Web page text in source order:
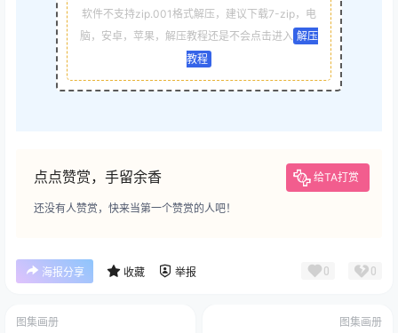
软件不支持zip.001格式解压，建议下载7-zip，电
脑，安卓，苹果，解压教程还是不会点击进入 解压
教程
点点赞赏，手留余香 给TA打赏
还没有人赞赏，快来当第一个赞赏的人吧！
海报分享 收藏 举报 0 0
图集画册 图集画册